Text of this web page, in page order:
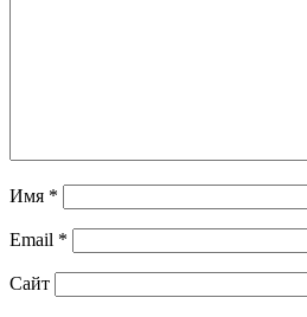
Имя *
Email *
Сайт